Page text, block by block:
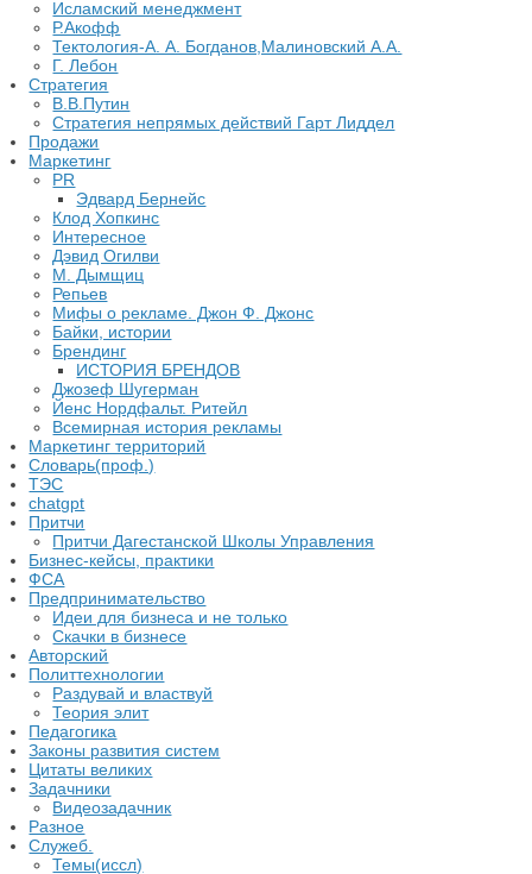
Исламский менеджмент
Р.Акофф
Тектология-А. А. Богданов,Малиновский А.А.
​Г. Лебон
Стратегия
В.В.Путин
​Стратегия непрямых действий Гарт Лиддел
Продажи
Маркетинг
PR
Эдвард Бернейс
Клод Хопкинс
Интересное
Дэвид Огилви
М. Дымщиц
Репьев
Мифы о рекламе. Джон Ф. Джонс
Байки, истории
Брендинг
ИСТОРИЯ БРЕНДОВ
Джозеф Шугерман
​Йенс Нордфальт. Ритейл
Всемирная история рекламы
Маркетинг территорий
Словарь(проф.)
ТЭС
chatgpt
Притчи
Притчи Дагестанской Школы Управления
Бизнес-кейсы, практики
ФСА
Предпринимательство
Идеи для бизнеса и не только
Скачки в бизнесе
Авторский
Политтехнологии
Раздувай и властвуй
Теория элит
​Педагогика
Законы развития систем
Цитаты великих
Задачники
Видеозадачник
Разное
Служеб.
Темы(иссл)